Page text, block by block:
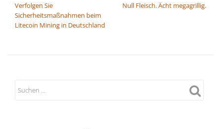
Verfolgen Sie
Sicherheitsmaßnahmen beim
Litecoin Mining in Deutschland
Null Fleisch. Ächt megagrillig.